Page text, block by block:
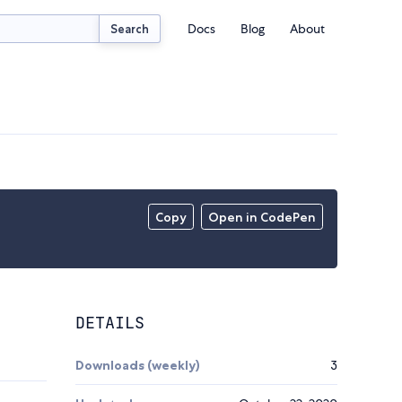
Search Docs Blog About
Copy Open in CodePen
DETAILS
Downloads (weekly) 3